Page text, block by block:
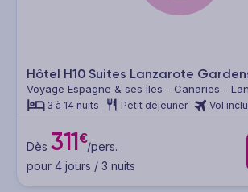
Hôtel H10 Suites Lanzarote
Voyage Espagne & ses îles - Canaries -
3 à 14 nuits Petit déjeuner Vol
Dès 311€/pers.
pour 4 jours / 3 nuits